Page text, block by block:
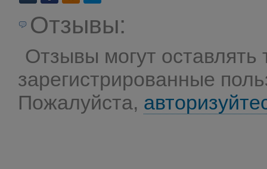
Отзывы:
Отзывы могут оставлять
зарегистрированные
Пожалуйста,